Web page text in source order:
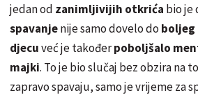
jedan od zanimljivijih otkrića bio je
spavanjenije samo dovelo do boljeg
djecuveć je takođerpoboljšalo
majki. To je bio slučaj bez obzira na
zapravo spavaju, samo je vrijeme za